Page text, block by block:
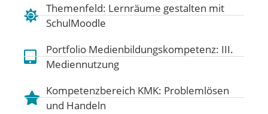
Themenfeld: Lernräume gestalten mit
SchulMoodle
Portfolio Medienbildungskompetenz: III.
Mediennutzung
Kompetenzbereich KMK: Problemlösen
und Handeln